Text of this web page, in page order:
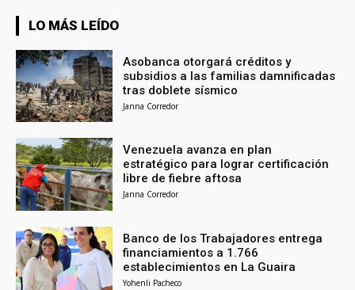
LO MÁS LEÍDO
Asobanca otorgará créditos y
subsidios a las familias damnificadas
tras doblete sísmico
Janna Corredor
Venezuela avanza en plan
estratégico para lograr certificación
libre de fiebre aftosa
Janna Corredor
Banco de los Trabajadores entrega
financiamientos a 1.766
establecimientos en La Guaira
Yohenli Pacheco